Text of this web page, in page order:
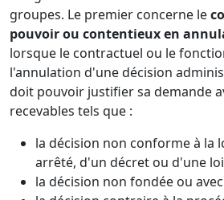
groupes. Le premier concerne le
pouvoir ou contentieux en
lorsque le contractuel ou le
l'annulation d'une décision
doit pouvoir justifier sa demande
recevables tels que :
la décision non conforme à la
arrêté, d'un décret ou d'une
la décision non fondée ou